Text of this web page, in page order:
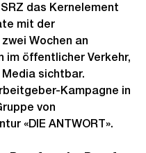
das Kernelement
mit der
Wochen an
im öffentlicher Verkehr,
sichtbar.
Kampagne in
von
«DIE ANTWORT».